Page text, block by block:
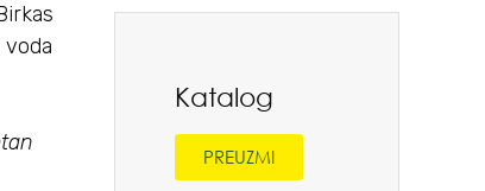
Katalog
PREUZMI